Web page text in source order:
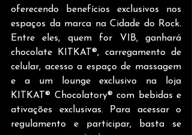
oferecendo benefícios exclusivos nos
espaços da marca na Cidade do Rock.
Entre eles, quem for VIB, ganhará
chocolate KITKAT®, carregamento de
celular, acesso a espaço de massagem
e a um lounge exclusivo na loja
KITKAT® Chocolatory® com bebidas e
ativações exclusivas. Para acessar o
regulamento e participar, basta se